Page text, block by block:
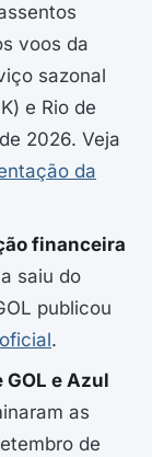
voos da
sazonal
e Rio de
2026. Veja
da
financeira
saiu do
publicou
.
e Azul
as
de